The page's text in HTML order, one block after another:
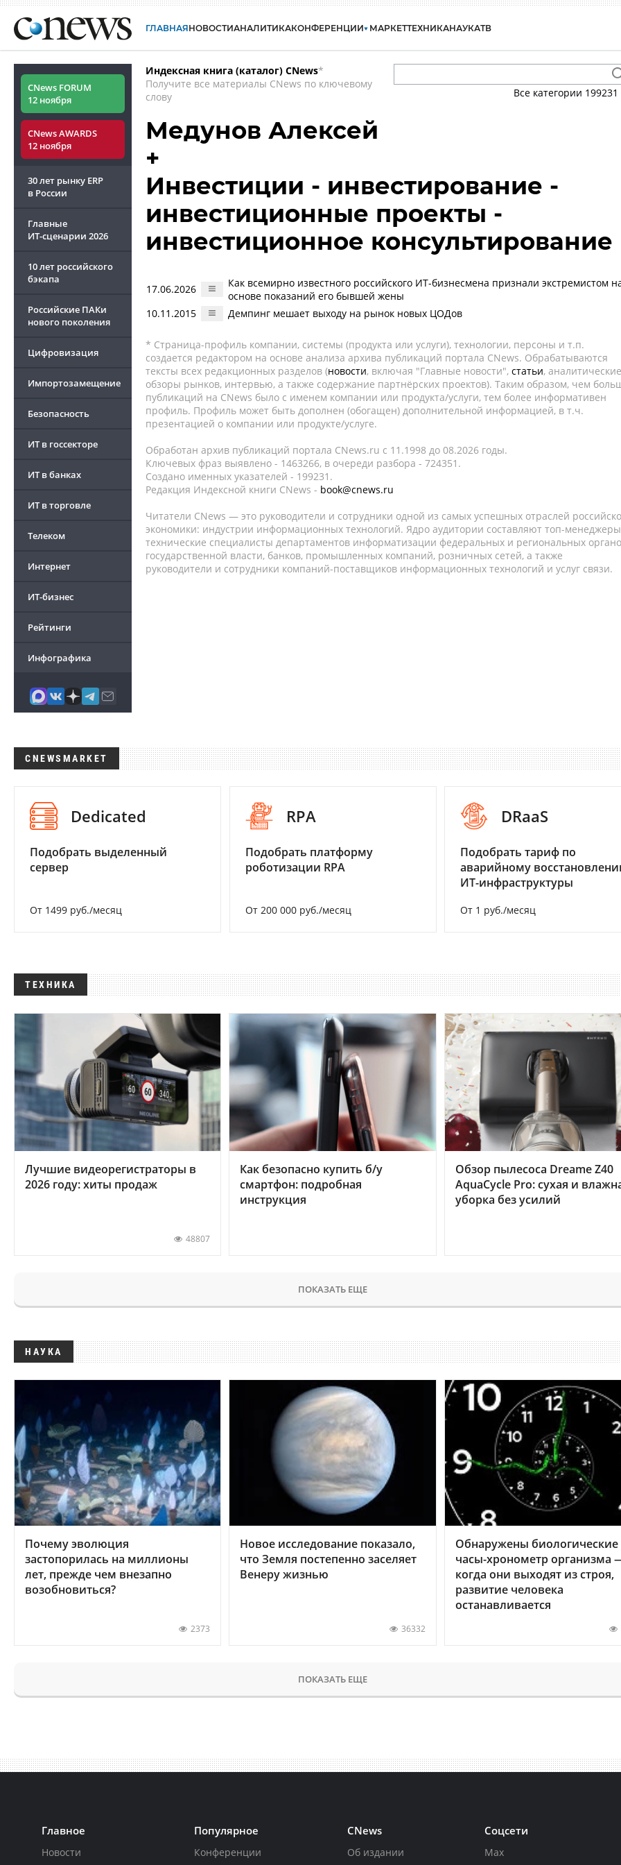
ГЛАВНАЯНОВОСТИАНАЛИТИКАКОНФЕРЕНЦИИ МАРКЕТТЕХНИКАНАУКАТВ
CNews FORUM
12 ноября
CNews AWARDS
12 ноября
30 лет рынку ERP
в России
Главные
ИТ-сценарии 2026
10 лет российского
бэкапа
Российские ПАКи
нового поколения
Цифровизация
Импортозамещение
Безопасность
ИТ в госсекторе
ИТ в банках
ИТ в торговле
Телеком
Интернет
ИТ-бизнес
Рейтинги
Инфографика
Индексная книга (каталог) CNews*
Получите все материалы CNews по ключевому
слову
Все категории 199231
Медунов Алексей
+
Инвестиции - инвестирование -
инвестиционные проекты -
инвестиционное консультирование
17.06.2026
Как всемирно известного российского ИТ-бизнесмена признали экстремистом
основе показаний его бывшей жены
10.11.2015
Демпинг мешает выходу на рынок новых ЦОДов
* Страница-профиль компании, системы (продукта или услуги), технологии, персоны и т.п.
создается редактором на основе анализа архива публикаций портала CNews. Обрабатываются
тексты всех редакционных разделов (новости, включая "Главные новости", статьи, аналитические
обзоры рынков, интервью, а также содержание партнёрских проектов). Таким образом, чем
публикаций на CNews было с именем компании или продукта/услуги, тем более информативен
профиль. Профиль может быть дополнен (обогащен) дополнительной информацией, в т.ч.
презентацией о компании или продукте/услуге.
Обработан архив публикаций портала CNews.ru c 11.1998 до 08.2026 годы.
Ключевых фраз выявлено - 1463266, в очереди разбора - 724351.
Создано именных указателей - 199231.
Редакция Индексной книги CNews - book@cnews.ru
Читатели CNews — это руководители и сотрудники одной из самых успешных отраслей
экономики: индустрии информационных технологий. Ядро аудитории составляют топ-
технические специалисты департаментов информатизации федеральных и региональных
государственной власти, банков, промышленных компаний, розничных сетей, а также
руководители и сотрудники компаний-поставщиков информационных технологий и услуг связи.
CNEWSMARKET
Dedicated
Подобрать выделенный
сервер
От 1499 руб./месяц
RPA
Подобрать платформу
роботизации RPA
От 200 000 руб./месяц
DRaaS
Подобрать тариф по
аварийному
ИТ-инфраструктуры
От 1 руб./месяц
ТЕХНИКА
Лучшие видеорегистраторы в
2026 году: хиты продаж
48807
Как безопасно купить б/у
смартфон: подробная
инструкция
Обзор пылесоса Dreame Z40
AquaCycle Pro: сухая и
уборка без усилий
ПОКАЗАТЬ ЕЩЕ
НАУКА
Почему эволюция
застопорилась на миллионы
лет, прежде чем внезапно
возобновиться?
2373
Новое исследование показало,
что Земля постепенно заселяет
Венеру жизнью
36332
Обнаружены биологические
часы-хронометр организма
когда они выходят из строя,
развитие человека
останавливается
ПОКАЗАТЬ ЕЩЕ
Главное
Новости
Популярное
Конференции
CNews
Об издании
Соцсети
Max